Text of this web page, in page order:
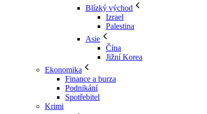
Blízký východ
Izrael
Palestina
Asie
Čína
Jižní Korea
Ekonomika
Finance a burza
Podnikání
Spotřebitel
Krimi